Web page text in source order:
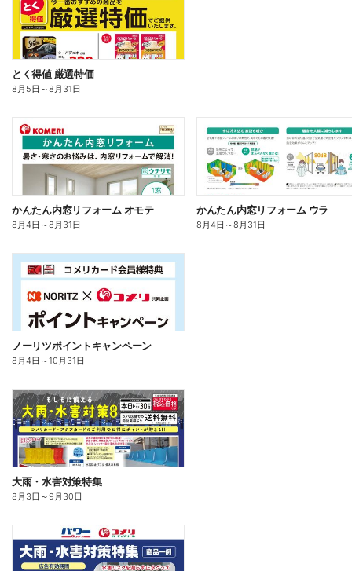
とく得値 厳選特価
8月5日 ～8月31日
かんたん内窓リフォーム オモテ
8月4日 ～8月31日
かんたん内窓リフォーム ウラ
8月4日 ～8月31日
ノーリツポイントキャンペーン
8月4日 ～10月31日
大雨・水害対策特集
8月3日 ～9月30日